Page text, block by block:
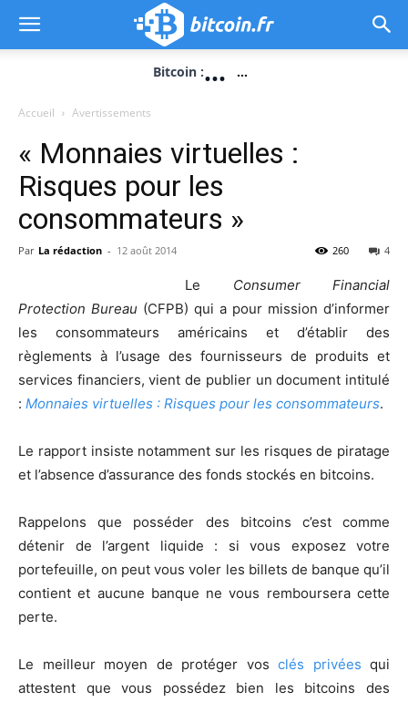
Bitcoin :... ...
Accueil Avertissements
« Monnaies virtuelles :
Risques pour les
consommateurs »
Par La rédaction - 12 août 2014 4
260
Le Consumer Financial
Protection Bureau (CFPB) qui a pour mission d’informer
les consommateurs américains et d’établir des
règlements à l’usage des fournisseurs de produits et
services financiers, vient de publier un document intitulé
: Monnaies virtuelles : Risques pour les consommateurs.
Le rapport insiste notamment sur les risques de piratage
et l’absence d’assurance des fonds stockés en bitcoins.
Rappelons que posséder des bitcoins c’est comme
détenir de l’argent liquide : si vous exposez votre
portefeuille, on peut vous voler les billets de banque qu’il
contient et aucune banque ne vous remboursera cette
perte.
Le meilleur moyen de protéger vos clés privées qui
attestent que vous possédez bien les bitcoins des